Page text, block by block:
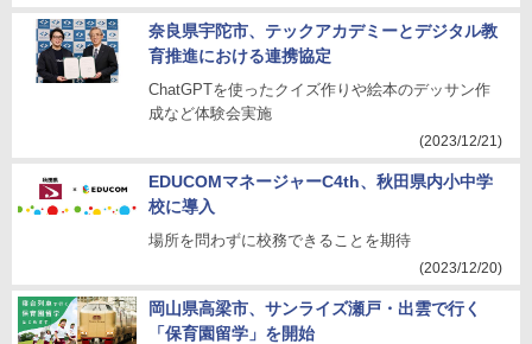
奈良県宇陀市、テックアカデミーとデジタル教
育推進における連携協定
ChatGPTを使ったクイズ作りや絵本のデッサン作
成など体験会実施
(2023/12/21)
EDUCOMマネージャーC4th、秋田県内小中学
校に導入
場所を問わずに校務できることを期待
(2023/12/20)
岡山県高梁市、サンライズ瀬戸・出雲で行く
「保育園留学」を開始